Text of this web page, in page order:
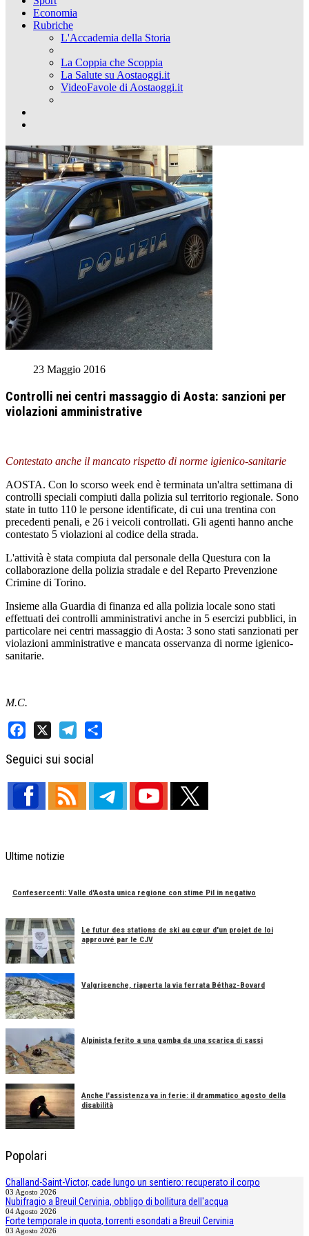
Economia
Rubriche
L'Accademia della Storia
La Coppia che Scoppia
La Salute su Aostaoggi.it
VideoFavole di Aostaoggi.it
23 Maggio 2016
Controlli nei centri massaggio di Aosta: sanzioni per
violazioni amministrative
Contestato anche il mancato rispetto di norme igienico-sanitarie
AOSTA. Con lo scorso week end è terminata un'altra settimana di
controlli speciali compiuti dalla polizia sul territorio regionale. Sono
state in tutto 110 le persone identificate, di cui una trentina con
precedenti penali, e 26 i veicoli controllati. Gli agenti hanno anche
contestato 5 violazioni al codice della strada.
L'attività è stata compiuta dal personale della Questura con la
collaborazione della polizia stradale e del Reparto Prevenzione
Crimine di Torino.
Insieme alla Guardia di finanza ed alla polizia locale sono stati
effettuati dei controlli amministrativi anche in 5 esercizi pubblici, in
particolare nei centri massaggio di Aosta: 3 sono stati sanzionati per
violazioni amministrative e mancata osservanza di norme igienico-
sanitarie.
M.C.
Seguici sui social
Ultime notizie
Confesercenti: Valle d'Aosta unica regione con stime Pil in negativo
Le futur des stations de ski au cœur d'un projet de loi
approuvé par le CJV
Valgrisenche, riaperta la via ferrata Béthaz-Bovard
Alpinista ferito a una gamba da una scarica di sassi
Anche l'assistenza va in ferie: il drammatico agosto della
disabilità
Popolari
Challand-Saint-Victor, cade lungo un sentiero: recuperato il corpo
03 Agosto 2026
Nubifragio a Breuil Cervinia, obbligo di bollitura dell'acqua
04 Agosto 2026
Forte temporale in quota, torrenti esondati a Breuil Cervinia
03 Agosto 2026